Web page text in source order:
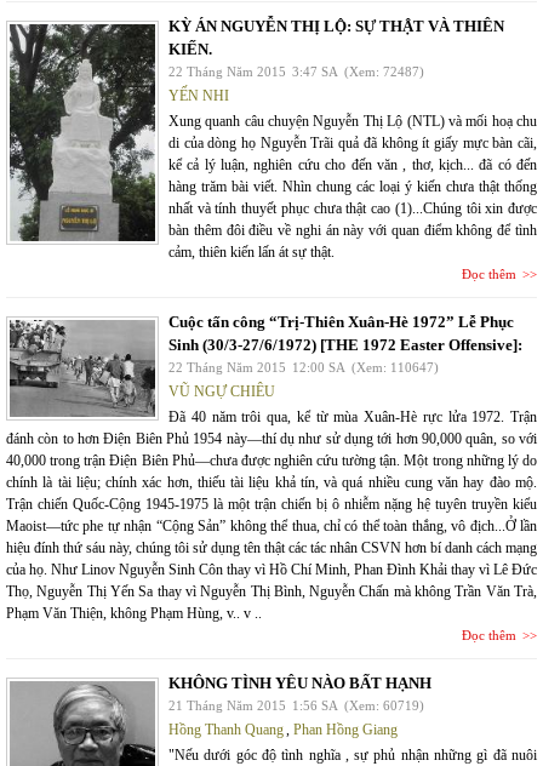
KỲ ÁN NGUYỄN THỊ LỘ: SỰ THẬT VÀ THIÊN
KIẾN.
22 Tháng Năm 2015 3:47 SA (Xem: 72487)
YẾN NHI
Xung quanh câu chuyện Nguyễn Thị Lộ (NTL) và mối hoạ chu
di của dòng họ Nguyễn Trãi quả đã không ít giấy mực bàn cãi,
kể cả lý luận, nghiên cứu cho đến văn , thơ, kịch... đã có đến
hàng trăm bài viết. Nhìn chung các loại ý kiến chưa thật thống
nhất và tính thuyết phục chưa thật cao (1)...Chúng tôi xin được
bàn thêm đôi điều về nghi án này với quan điểm không để tình
cảm, thiên kiến lấn át sự thật.
Đọc thêm
Cuộc tấn công “Trị-Thiên Xuân-Hè 1972” Lễ Phục
Sinh (30/3-27/6/1972) [THE 1972 Easter Offensive]:
22 Tháng Năm 2015 12:00 SA (Xem: 110647)
VŨ NGỰ CHIÊU
Đã 40 năm trôi qua, kể từ mùa Xuân-Hè rực lửa 1972. Trận
đánh còn to hơn Điện Biên Phủ 1954 này—thí dụ như sử dụng tới hơn 90,000 quân, so với
40,000 trong trận Điện Biên Phủ—chưa được nghiên cứu tường tận. Một trong những lý do
chính là tài liệu; chính xác hơn, thiếu tài liệu khả tín, và quá nhiều cung văn hay đào mộ.
Trận chiến Quốc-Cộng 1945-1975 là một trận chiến bị ô nhiễm nặng hệ tuyên truyền kiểu
Maoist—tức phe tự nhận “Cộng Sản” không thể thua, chỉ có thể toàn thắng, vô địch...Ở lần
hiệu đính thứ sáu này, chúng tôi sử dụng tên thật các tác nhân CSVN hơn bí danh cách mạng
của họ. Như Linov Nguyễn Sinh Côn thay vì Hồ Chí Minh, Phan Đình Khải thay vì Lê Đức
Thọ, Nguyễn Thị Yến Sa thay vì Nguyễn Thị Bình, Nguyễn Chấn mà không Trần Văn Trà,
Phạm Văn Thiện, không Phạm Hùng, v.. v ..
Đọc thêm
KHÔNG TÌNH YÊU NÀO BẤT HẠNH
21 Tháng Năm 2015 1:56 SA (Xem: 60719)
Hồng Thanh Quang, Phan Hồng Giang
"Nếu dưới góc độ tình nghĩa , sự phủ nhận những gì đã nuôi